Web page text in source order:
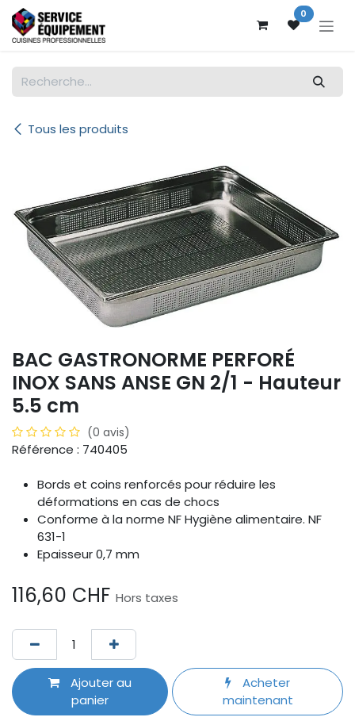
Se rendre au contenu 0
Tous les produits
BAC GASTRONORME PERFORÉ
INOX SANS ANSE GN 2/1 - Hauteur
5.5 cm
(0 avis)
Référence : 740405
Bords et coins renforcés pour réduire les
déformations en cas de chocs
Conforme à la norme NF Hygiène alimentaire. NF
631-1
Epaisseur 0,7 mm
116,60 CHF Hors taxes
Ajouter au
panier
Acheter
maintenant